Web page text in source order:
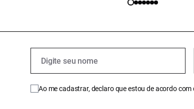
Ao me cadastrar, declaro que estou de acordo com